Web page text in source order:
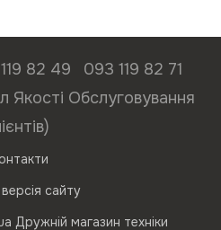
82 49
093 119 82 71
Обслуговування
сайту
магазин техніки